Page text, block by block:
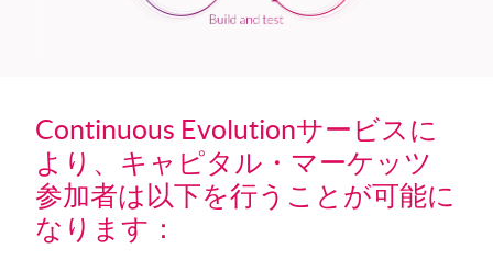
Continuous Evolutionサービスに
より、キャピタル・マーケッツ
参加者は以下を行うことが可能に
なります：